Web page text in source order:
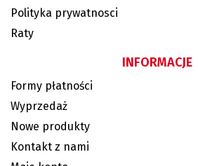
Polityka prywatnosci
Raty
INFORMACJE
Formy płatności
Wyprzedaż
Nowe produkty
Kontakt z nami